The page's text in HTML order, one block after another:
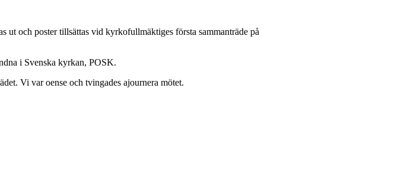
ut och poster tillsättas vid kyrkofullmäktiges första sammanträde på
i Svenska kyrkan, POSK.
Vi var oense och tvingades ajournera mötet.